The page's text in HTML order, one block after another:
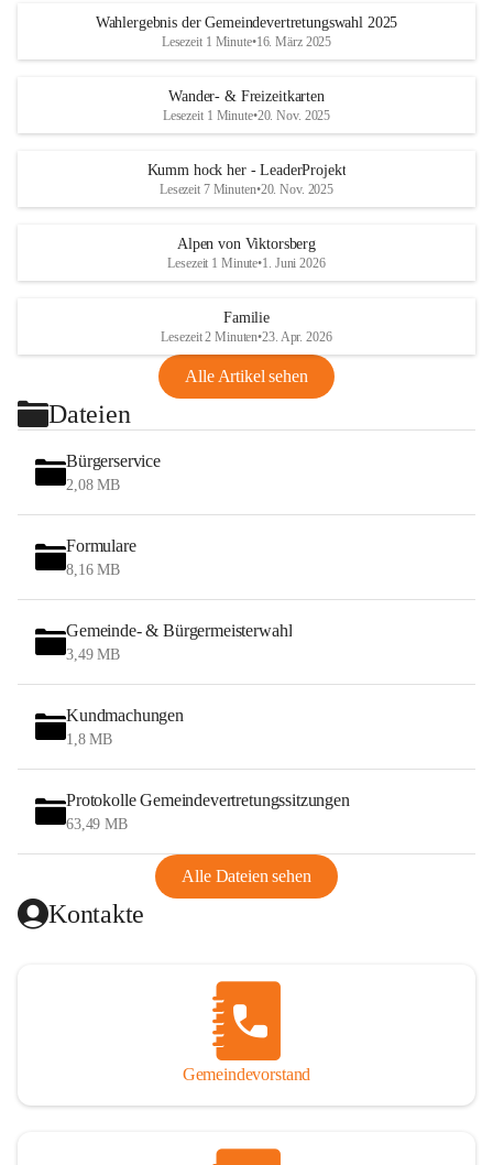
Wahlergebnis der Gemeindevertretungswahl 2025
Lesezeit 1 Minute•16. März 2025
Wander- & Freizeitkarten
Lesezeit 1 Minute•20. Nov. 2025
Kumm hock her - LeaderProjekt
Lesezeit 7 Minuten•20. Nov. 2025
Alpen von Viktorsberg
Lesezeit 1 Minute•1. Juni 2026
Familie
Lesezeit 2 Minuten•23. Apr. 2026
Alle Artikel sehen
Dateien
Bürgerservice
2,08 MB
Formulare
8,16 MB
Gemeinde- & Bürgermeisterwahl
3,49 MB
Kundmachungen
1,8 MB
Protokolle Gemeindevertretungssitzungen
63,49 MB
Alle Dateien sehen
Kontakte
Gemeindevorstand